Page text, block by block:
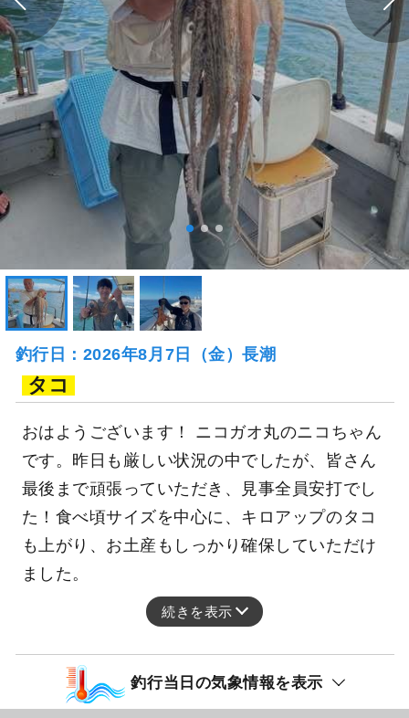
釣行日：2026年8月7日（金）長潮
タコ
おはようございます！ ニコガオ丸のニコちゃん
です。昨日も厳しい状況の中でしたが、皆さん
最後まで頑張っていただき、見事全員安打でし
た！食べ頃サイズを中心に、キロアップのタコ
も上がり、お土産もしっかり確保していただけ
ました。
続きを表示
釣行当日の気象情報を表示